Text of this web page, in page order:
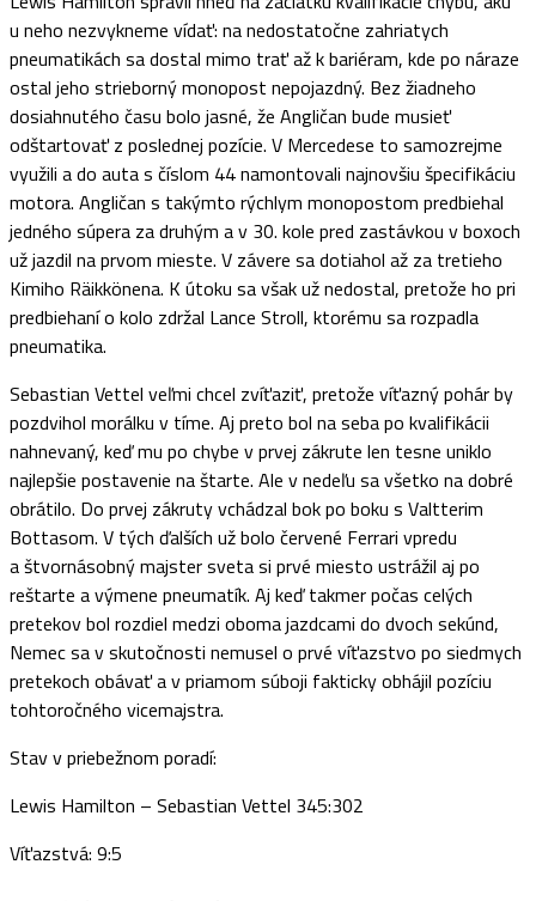
u neho nezvykneme vídať: na nedostatočne zahriatych
pneumatikách sa dostal mimo trať až k bariéram, kde po náraze
ostal jeho strieborný monopost nepojazdný. Bez žiadneho
dosiahnutého času bolo jasné, že Angličan bude musieť
odštartovať z poslednej pozície. V Mercedese to samozrejme
využili a do auta s číslom 44 namontovali najnovšiu špecifikáciu
motora. Angličan s takýmto rýchlym monopostom predbiehal
jedného súpera za druhým a v 30. kole pred zastávkou v boxoch
už jazdil na prvom mieste. V závere sa dotiahol až za tretieho
Kimiho Räikkönena. K útoku sa však už nedostal, pretože ho pri
predbiehaní o kolo zdržal Lance Stroll, ktorému sa rozpadla
pneumatika.
Sebastian Vettel veľmi chcel zvíťaziť, pretože víťazný pohár by
pozdvihol morálku v tíme. Aj preto bol na seba po kvalifikácii
nahnevaný, keď mu po chybe v prvej zákrute len tesne uniklo
najlepšie postavenie na štarte. Ale v nedeľu sa všetko na dobré
obrátilo. Do prvej zákruty vchádzal bok po boku s Valtterim
Bottasom. V tých ďalších už bolo červené Ferrari vpredu
a štvornásobný majster sveta si prvé miesto ustrážil aj po
reštarte a výmene pneumatík. Aj keď takmer počas celých
pretekov bol rozdiel medzi oboma jazdcami do dvoch sekúnd,
Nemec sa v skutočnosti nemusel o prvé víťazstvo po siedmych
pretekoch obávať a v priamom súboji fakticky obhájil pozíciu
tohtoročného vicemajstra.
Stav v priebežnom poradí:
Lewis Hamilton – Sebastian Vettel 345:302
Víťazstvá: 9:5